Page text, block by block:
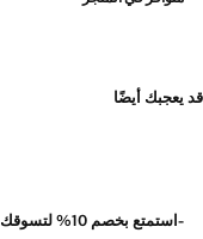
قد يعجبك أيضًا
-استمتع بخصم 10% لتسوقك القادم عند اشتراكك في نشرتنا الاخبارية